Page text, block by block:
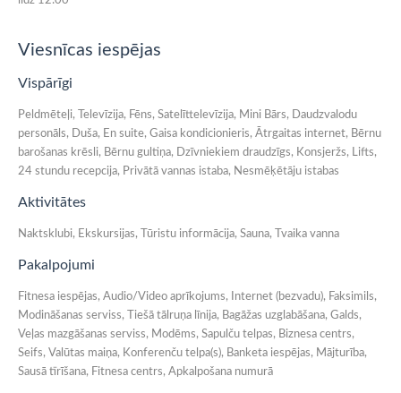
Viesnīcas iespējas
Vispārīgi
Peldmēteļi, Televīzija, Fēns, Satelīttelevīzija, Mini Bārs, Daudzvalodu
personāls, Duša, En suite, Gaisa kondicionieris, Ātrgaitas internet, Bērnu
barošanas krēsli, Bērnu gultiņa, Dzīvniekiem draudzīgs, Konsjeržs, Lifts,
24 stundu recepcija, Privātā vannas istaba, Nesmēķētāju istabas
Aktivitātes
Naktsklubi, Ekskursijas, Tūristu informācija, Sauna, Tvaika vanna
Pakalpojumi
Fitnesa iespējas, Audio/Video aprīkojums, Internet (bezvadu), Faksimils,
Modināšanas serviss, Tiešā tālruņa līnija, Bagāžas uzglabāšana, Galds,
Veļas mazgāšanas serviss, Modēms, Sapulču telpas, Biznesa centrs,
Seifs, Valūtas maiņa, Konferenču telpa(s), Banketa iespējas, Mājturība,
Sausā tīrīšana, Fitnesa centrs, Apkalpošana numurā